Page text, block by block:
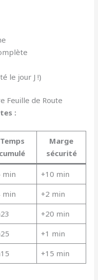
le jour J !)
Feuille de Route
:
Temps
cumulé
Marge
sécurité
min
+10 min
min
+2 min
+20 min
+1 min
+15 min